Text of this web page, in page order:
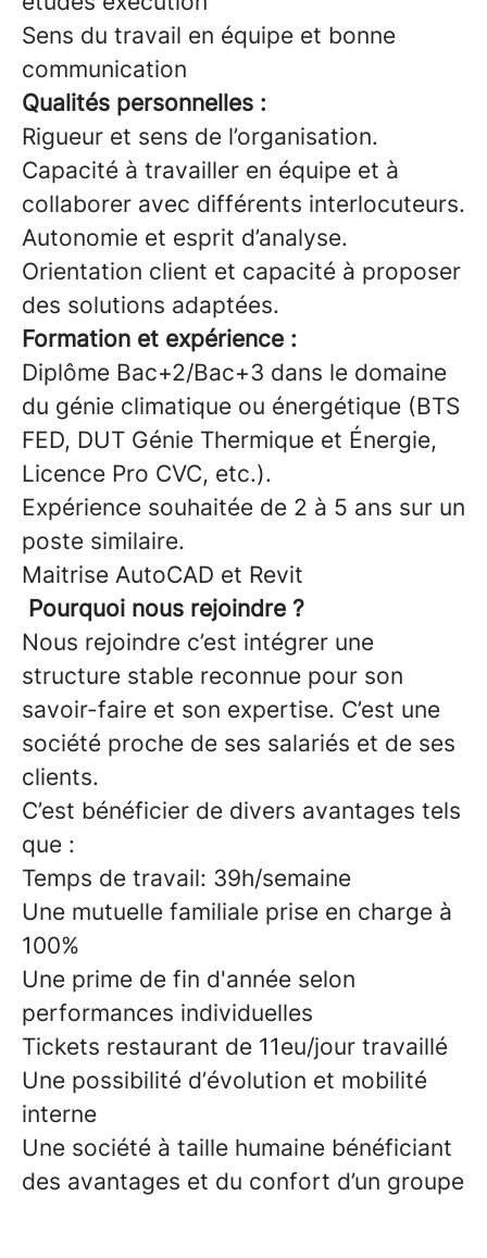
Sens du travail en équipe et bonne
communication
Qualités personnelles :
Rigueur et sens de l’organisation.
Capacité à travailler en équipe et à
collaborer avec différents interlocuteurs.
Autonomie et esprit d’analyse.
Orientation client et capacité à proposer
des solutions adaptées.
Formation et expérience :
Diplôme Bac+2/Bac+3 dans le domaine
du génie climatique ou énergétique (BTS
FED, DUT Génie Thermique et Énergie,
Licence Pro CVC, etc.).
Expérience souhaitée de 2 à 5 ans sur un
poste similaire.
Maitrise AutoCAD et Revit
Pourquoi nous rejoindre ?
Nous rejoindre c’est intégrer une
structure stable reconnue pour son
savoir-faire et son expertise. C’est une
société proche de ses salariés et de ses
clients.
C’est bénéficier de divers avantages tels
que :
Temps de travail: 39h/semaine
Une mutuelle familiale prise en charge à
100%
Une prime de fin d'année selon
performances individuelles
Tickets restaurant de 11eu/jour travaillé
Une possibilité d’évolution et mobilité
interne
Une société à taille humaine bénéficiant
des avantages et du confort d’un groupe